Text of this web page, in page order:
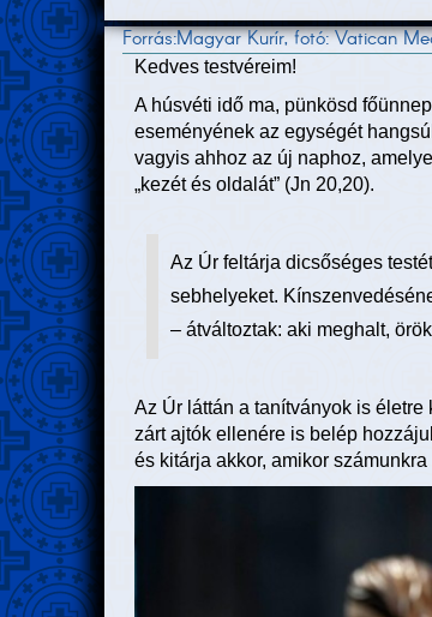
Forrás:Magyar Kurír, fotó: Vatican
Kedves testvéreim!
A húsvéti idő ma, pünkösd
eseményének az egységét
vagyis ahhoz az új naphoz,
„kezét és oldalát” (Jn 20,20).
Az Úr feltárja dicsőséges
sebhelyeket.
– átváltoztak: aki meghalt,
Az Úr láttán a tanítványok is
zárt ajtók ellenére is belép
és kitárja akkor, amikor